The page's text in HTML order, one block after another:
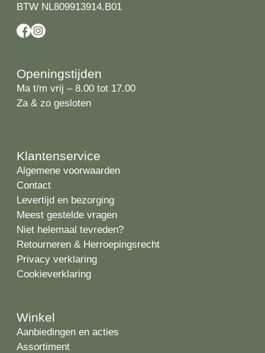
BTW NL809913914.B01
Openingstijden
Ma t/m vrij – 8.00 tot 17.00
Za & zo gesloten
Klantenservice
Algemene voorwaarden
Contact
Levertijd en bezorging
Meest gestelde vragen
Niet helemaal tevreden?
Retourneren & Herroepingsrecht
Privacy verklaring
Cookieverklaring
Winkel
Aanbiedingen en acties
Assortiment